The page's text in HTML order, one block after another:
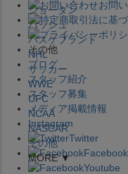
お問
その他
ブログ
スタッフ紹介
スタッフ募集
メディア掲載情報
Instagram
Twitter
Facebook
Youtube
ジョーダン
バッシュ
バスケブランド
NHL
サッカー
WWE
UFC
NCAA
NASCAR
その他
MORE ▼